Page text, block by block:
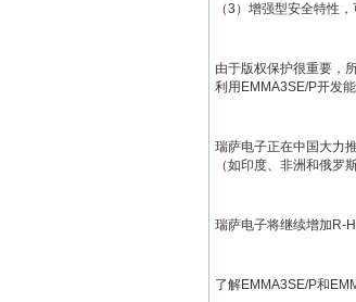
（3）增强型安全特性
由于版权保护很重要，
利用EMMA3SE/P开发
瑞萨电子正在中国大力
（如印度、非洲和俄罗
瑞萨电子将继续增加R-
了解EMMA3SE/P和